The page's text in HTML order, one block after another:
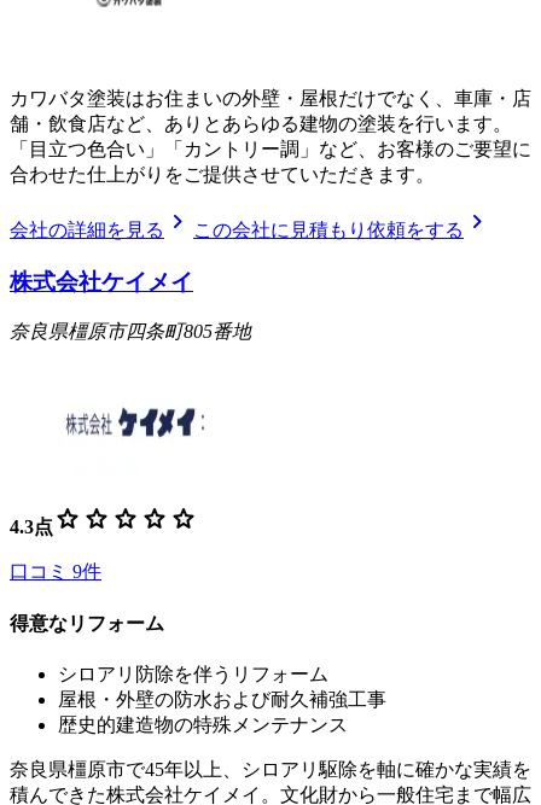
カワバタ塗装はお住まいの外壁・屋根だけでなく、車庫・店
舗・飲食店など、ありとあらゆる建物の塗装を行います。
「目立つ色合い」「カントリー調」など、お客様のご要望に
合わせた仕上がりをご提供させていただきます。
会社の詳細を見る chevron_right この会社に見積もり依頼をする chevron_right
株式会社ケイメイ
奈良県橿原市四条町805番地
4.3点 star star star star star
口コミ 9件
得意なリフォーム
シロアリ防除を伴うリフォーム
屋根・外壁の防水および耐久補強工事
歴史的建造物の特殊メンテナンス
奈良県橿原市で45年以上、シロアリ駆除を軸に確かな実績を
積んできた株式会社ケイメイ。文化財から一般住宅まで幅広